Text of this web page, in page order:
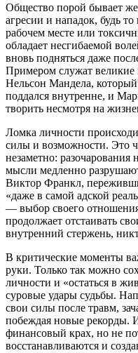
Общество порой бывает
агресии и нападок, будь
рабочем месте или
обладает несгибаемой
вновь подняться даже
Примером служат великие
Нельсон Мандела,
поддался внутренне, и
творить несмотря на
Ломка личности
силы и возможности. Это
незаметно: разочарования
мысли медленно
Виктор Франкл,
«даже в самой адской
— выбор своего
продолжает отстаивать
внутренний стержень,
В критические моменты
руки. Только так можно
личности и «остаться в
суровые удары судьбы.
свои силы после травм,
побеждая новые
финансовый крах, но не
восстанавливаются и